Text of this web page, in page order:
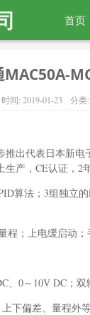
首页
时间: 2019-01-23 分类:
出代表日本新电
产，CE认证，2年
算法；3组独立
；上电缓启动；
、0～10V DC；
下偏差、量程外等